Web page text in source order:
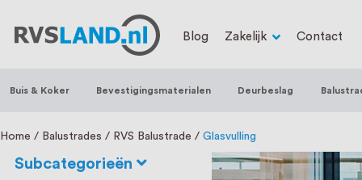
RVS Land is een écht familiebedrijf met
trapleuningen, deurbeslag,
een eigen werkplaats waar we RVS op
staat persoonlijke service bij ons
Blog Zakelijk Contact
Buis & Koker Bevestigingsmaterialen Deurbeslag
Home Balustrades RVS Balustrade Glasvulling
Subcategorieën